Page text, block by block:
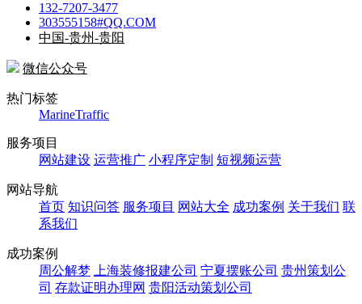
132-7207-3477
303555158#QQ.COM
中国-贵州-贵阳
微信公众号
热门标签
MarineTraffic
服务项目
网站建设 运营推广 小程序定制 短视频运营
网站导航
首页 知识问答 服务项目 网站大全 成功案例 关于我们 联
系我们
成功案例
周公解梦
上海装修报建公司 宁夏摆账公司 贵州策划公
司 存款证明办理网 贵阳活动策划公司